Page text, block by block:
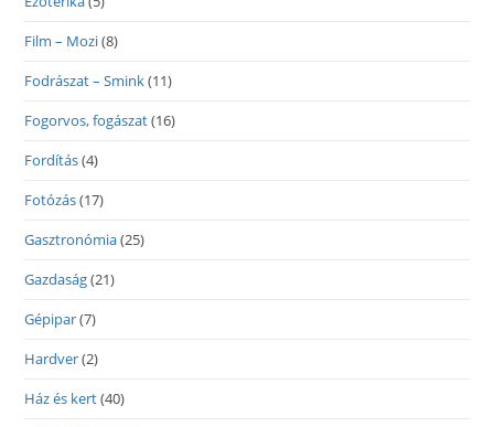
Film – Mozi(8)
Fodrászat – Smink(11)
Fogorvos, fogászat(16)
Fordítás(4)
Fotózás(17)
Gasztronómia(25)
Gazdaság(21)
Gépipar(7)
Hardver(2)
Ház és kert(40)